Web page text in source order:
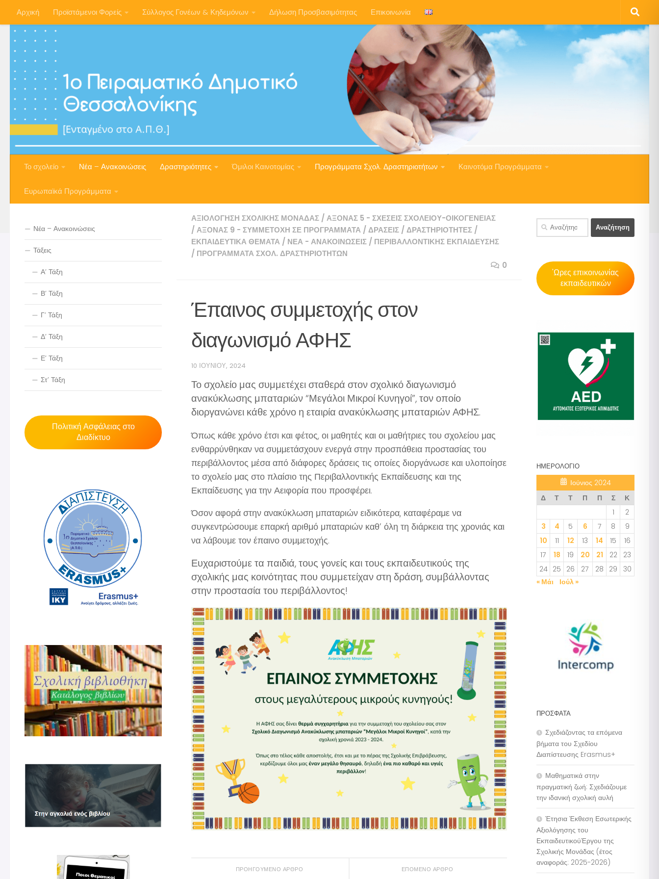
Skip to content
Αρχική Προϊστάμενοι Φορείς Σύλλογος Γονέων & Κηδεμόνων Δήλωση Προσβασιμότητας Επικοινωνία
Το σχολείο Νέα – Ανακοινώσεις Δραστηριότητες Όμιλοι Καινοτομίας Προγράμματα Σχολ. Δραστηριοτήτων Καινοτόμα Προγράμματα
Ευρωπαϊκά Προγράμματα
ΑΞΙΟΛΌΓΗΣΗ ΣΧΟΛΙΚΉΣ ΜΟΝΆΔΑΣ /ΆΞΟΝΑΣ 5 - ΣΧΈΣΕΙΣ ΣΧΟΛΕΊΟΥ-ΟΙΚΟΓΈΝΕΙΑΣ
/ΆΞΟΝΑΣ 9 - ΣΥΜΜΕΤΟΧΉ ΣΕ ΠΡΟΓΡΆΜΜΑΤΑ /ΔΡΆΣΕΙΣ /ΔΡΑΣΤΗΡΙΌΤΗΤΕΣ /
ΕΚΠΑΙΔΕΥΤΙΚΆ ΘΈΜΑΤΑ / ΝΈΑ - ΑΝΑΚΟΙΝΏΣΕΙΣ / ΠΕΡΙΒΑΛΛΟΝΤΙΚΉΣ ΕΚΠΑΊΔΕΥΣΗΣ
/ ΠΡΟΓΡΆΜΜΑΤΑ ΣΧΟΛ. ΔΡΑΣΤΗΡΙΟΤΉΤΩΝ
0
Έπαινος συμμετοχής στον
διαγωνισμό ΑΦΗΣ
10 ΙΟΥΝΊΟΥ, 2024
Το σχολείο μας συμμετέχει σταθερά στον σχολικό διαγωνισμό
ανακύκλωσης μπαταριών “Μεγάλοι Μικροί Κυνηγοί”, τον οποίο
διοργανώνει κάθε χρόνο η εταιρία ανακύκλωσης μπαταριών ΑΦΗΣ.
Όπως κάθε χρόνο έτσι και φέτος, οι μαθητές και οι μαθήτριες του σχολείου μας
ενθαρρύνθηκαν να συμμετάσχουν ενεργά στην προσπάθεια προστασίας του
περιβάλλοντος μέσα από διάφορες δράσεις τις οποίες διοργάνωσε και υλοποίησε
το σχολείο μας στο πλαίσιο της Περιβαλλοντικής Εκπαίδευσης και της
Εκπαίδευσης για την Αειφορία που προσφέρει.
Όσον αφορά στην ανακύκλωση μπαταριών ειδικότερα, καταφέραμε να
συγκεντρώσουμε επαρκή αριθμό μπαταριών καθ’ όλη τη διάρκεια της χρονιάς και
να λάβουμε τον έπαινο συμμετοχής.
Ευχαριστούμε τα παιδιά, τους γονείς και τους εκπαιδευτικούς της
σχολικής μας κοινότητας που συμμετείχαν στη δράση, συμβάλλοντας
στην προστασία του περιβάλλοντος!
ΕΠΌΜΕΝΟ ΆΡΘΡΟ
ΠΡΟΗΓΟΎΜΕΝΟ ΆΡΘΡΟ
Νέα – Ανακοινώσεις
Τάξεις
Α’ Τάξη
Β’ Τάξη
Γ’ Τάξη
Δ’ Τάξη
Ε’ Τάξη
Στ’ Τάξη
Πολιτική Ασφάλειας στο
Διαδίκτυο
Αναζήτηση
για:
'Ωρες επικοινωνίας
εκπαιδευτικών
ΗΜΕΡΟΛΌΓΙΟ
Ιούνιος 2024
Δ
Τ Τ Π Π Σ
Κ
1
2
3
4 5 6 7 8
9
10
11 12 13 14 15
16
17
18 19 20 21 22
23
24 25 26 27 28 29
30
« Μάι
Ιούλ »
ΠΡΌΣΦΑΤΑ
Σχεδιάζοντας τα επόμενα
βήματα του Σχεδίου
Διαπίστευσης Erasmus+
Μαθηματικά στην
πραγματική ζωή: Σχεδιάζουμε
την ιδανική σχολική αυλή
Έτησια Έκθεση Εσωτερικής
Αξιολόγησης του
ΕκπαιδευτικούΈργου της
Σχολικής Μονάδας (έτος
αναφοράς: 2025-2026)